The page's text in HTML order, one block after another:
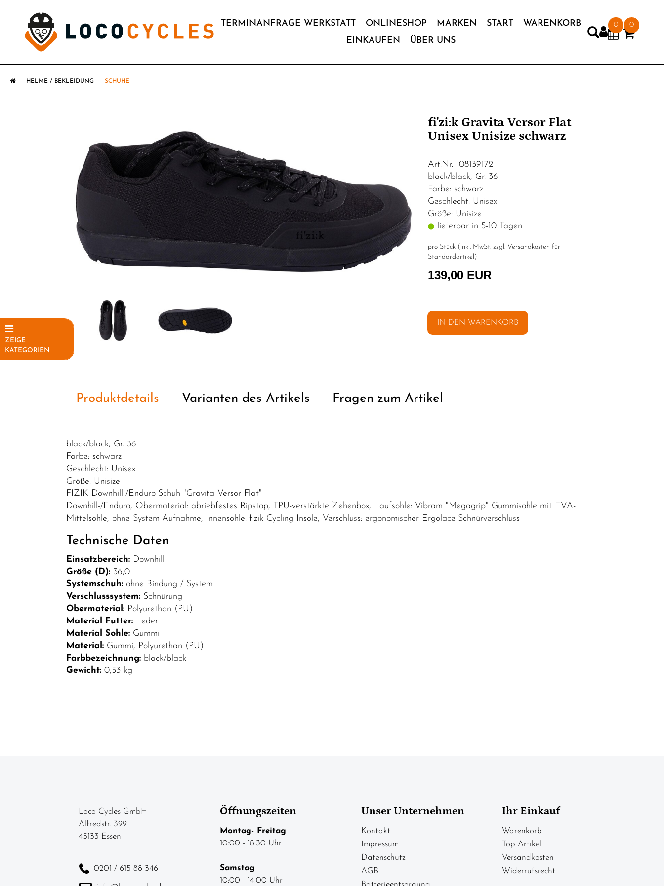
TERMINANFRAGE WERKSTATT ONLINESHOP MARKEN START
WARENKORB
EINKAUFEN
ÜBER UNS
0 0
HELME / BEKLEIDUNG SCHUHE
ZEIGE
KATEGORIEN
fi'zi:k Gravita Versor Flat
Unisex Unisize schwarz
Art.Nr. 08139172
black/black, Gr. 36
Farbe: schwarz
Geschlecht: Unisex
Größe: Unisize
lieferbar in 5-10 Tagen
pro Stück (inkl. MwSt. zzgl. Versandkosten für
Standardartikel )
139,00 EUR
IN DEN WARENKORB
Produktdetails Varianten des Artikels Fragen zum Artikel
black/black, Gr. 36
Farbe: schwarz
Geschlecht: Unisex
Größe: Unisize
FIZIK Downhill-/Enduro-Schuh "Gravita Versor Flat"
Downhill-/Enduro, Obermaterial: abriebfestes Ripstop, TPU-verstärkte Zehenbox, Laufsohle: Vibram "Megagrip" Gummisohle mit EVA-
Mittelsohle, ohne System-Aufnahme, Innensohle: fizik Cycling Insole, Verschluss: ergonomischer Ergolace-Schnürverschluss
Technische Daten
Einsatzbereich: Downhill
Größe (D): 36,0
Systemschuh: ohne Bindung / System
Verschlusssystem: Schnürung
Obermaterial: Polyurethan (PU)
Material Futter: Leder
Material Sohle: Gummi
Material: Gummi, Polyurethan (PU)
Farbbezeichnung: black/black
Gewicht: 0,53 kg
Loco Cycles GmbH
Alfredstr. 399
45133 Essen
0201 / 615 88 346
Öffnungszeiten
Montag- Freitag
10:00 - 18:30 Uhr
Samstag
10:00 - 14:00 Uhr
Unser Unternehmen
Kontakt
Impressum
Datenschutz
AGB
Ihr Einkauf
Warenkorb
Top Artikel
Versandkosten
Widerrufsrecht